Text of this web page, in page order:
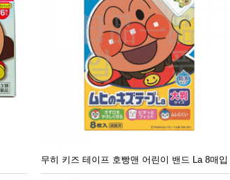
무히 키즈 테이프 호빵맨 어린이 밴드 La 8매입